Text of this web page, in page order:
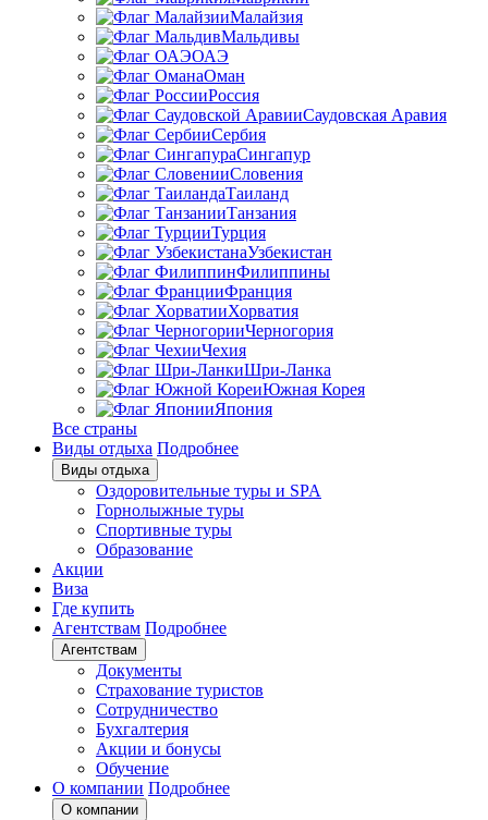
Малайзия
Мальдивы
ОАЭ
Оман
Россия
Саудовская Аравия
Сербия
Сингапур
Словения
Таиланд
Танзания
Турция
Узбекистан
Филиппины
Франция
Хорватия
Черногория
Чехия
Шри-Ланка
Южная Корея
Япония
Все страны
Виды отдыха Подробнее
Виды отдыха
Оздоровительные туры и SPA
Горнолыжные туры
Спортивные туры
Образование
Акции
Виза
Где купить
Агентствам Подробнее
Агентствам
Документы
Страхование туристов
Сотрудничество
Бухгалтерия
Акции и бонусы
Обучение
О компании Подробнее
О компании